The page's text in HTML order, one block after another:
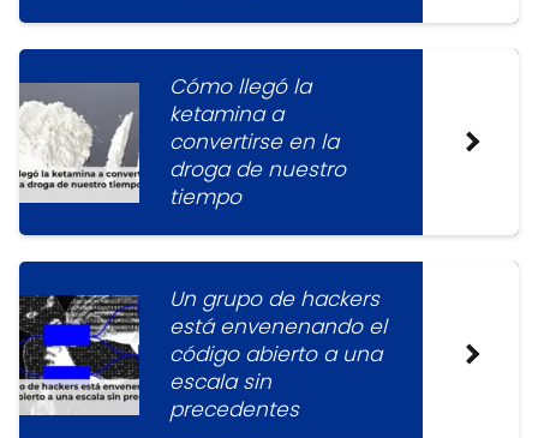
Cómo llegó la
ketamina a
convertirse en la
droga de nuestro
tiempo
Un grupo de hackers
está envenenando el
código abierto a una
escala sin
precedentes